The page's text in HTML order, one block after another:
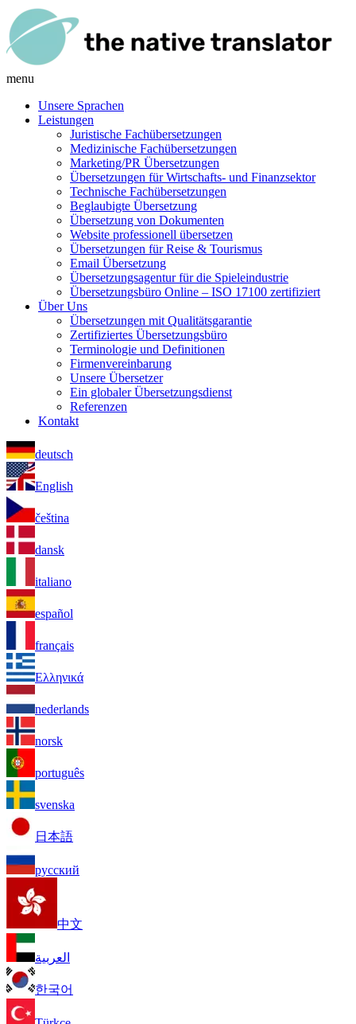
menu
Unsere Sprachen
Leistungen
Juristische Fachübersetzungen
Medizinische Fachübersetzungen
Marketing/PR Übersetzungen
Übersetzungen für Wirtschafts- und Finanzsektor
Technische Fachübersetzungen
Beglaubigte Übersetzung
Übersetzung von Dokumenten
Website professionell übersetzen
Übersetzungen für Reise & Tourismus
Email Übersetzung
Übersetzungsagentur für die Spieleindustrie
Übersetzungsbüro Online – ISO 17100 zertifiziert
Über Uns
Übersetzungen mit Qualitätsgarantie
Zertifiziertes Übersetzungsbüro
Terminologie und Definitionen
Firmenvereinbarung
Unsere Übersetzer
Ein globaler Übersetzungsdienst
Referenzen
Kontakt
deutsch
English
čeština
dansk
italiano
español
français
Ελληνικά
nederlands
norsk
português
svenska
日本語
русский
中文
العربية
한국어